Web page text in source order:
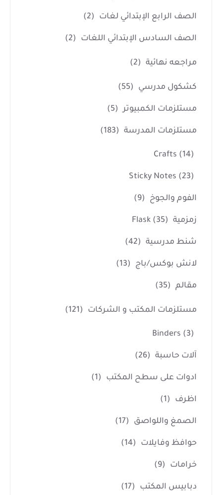
الصف الرابع الإبتدائي لغات (2)
الصف السادس الإبتدائي اللغات (2)
مراجعه نهائية (2)
كشكول مدرسي (55)
مستلزمات الكمبيوتر (5)
مستلزمات المدرسة (183)
Crafts (14)
Sticky Notes (23)
الفوم والجوخ (9)
زمزمية Flask (35)
شنط مدرسية (42)
لانش بوكس/باج (13)
مقالم (35)
مستلزمات المكتب و الشركات (121)
Binders (3)
آلات حاسبة (26)
ادوات على سطح المكتب (1)
اظرف (1)
الصمغ واللواصق (17)
حوافظ وفايلات (14)
خرامات (9)
دبابيس المكتب (17)